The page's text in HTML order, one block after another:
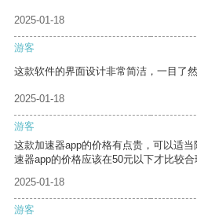
2025-01-18
游客
这款软件的界面设计非常简洁，一目了然
2025-01-18
游客
这款加速器app的价格有点贵，可以适
速器app的价格应该在50元以下才比较合
2025-01-18
游客